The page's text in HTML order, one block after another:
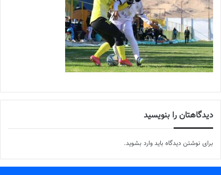
دیدگاهتان را بنویسید
برای نوشتن دیدگاه باید وارد بشوید.